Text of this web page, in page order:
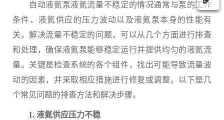
自动液氮泵液氮流量不稳定的情况通常与泵的工作
条件、液氮供应的压力波动以及液氮泵本身的性能有
关。解决流量不稳定的问题，可以从几个方面进行排查
和处理，确保液氮泵能够稳定运行并提供均匀的液氮流
量。关键是检查系统的各个组件，找出可能导致流量波
动的因素，并采取相应措施进行修复或调整。以下是几
个常见问题的排查方法和解决步骤。
1. 液氮供应压力不稳